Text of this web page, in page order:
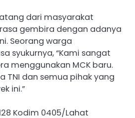
dari masyarakat
gembira dengan adanya
Seorang warga
syukurnya, “Kami sangat
menggunakan MCK baru.
TNI dan semua pihak yang
ini.”
Kodim 0405/Lahat